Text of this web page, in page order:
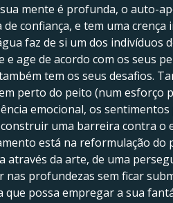
mente é profunda, o auto-
confiança, e tem uma crença
faz de si um dos
e age de acordo com os seus
tem os seus desafios.
perto do peito (num esforço
emocional, os
uma barreira contra
está na reformulação do
através da arte, de uma
nas profundezas sem ficar
possa empregar a sua